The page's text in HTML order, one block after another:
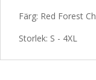
Färg: Red Forest
Storlek: S - 4XL